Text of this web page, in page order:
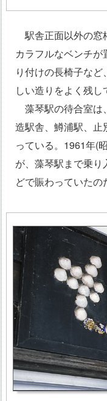
駅舎正面以外の窓
カラフルなベンチ
り付けの長椅子な
しい造りをよく残し
藻琴駅の待合室は
造駅舎、鱒浦駅、止
っている。1961年(
が、藻琴駅まで乗
どで賑わっていたの